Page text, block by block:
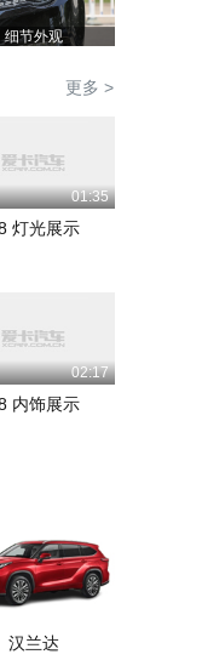
细节外观
更多 >
01:35
灯光展示
02:17
内饰展示
汉兰达